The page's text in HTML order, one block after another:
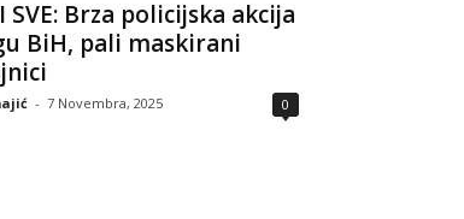
SVE: Brza policijska akcija
BiH, pali maskirani
- 7 Novembra, 2025 0